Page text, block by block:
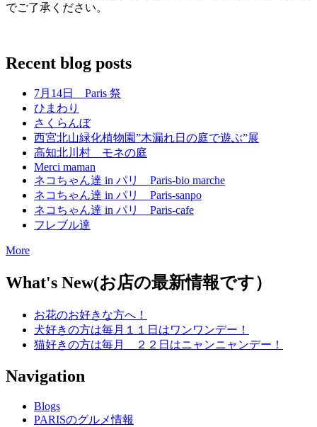
でご了承ください。
Recent blog posts
7月14日 Paris 祭
ひまわり
さくらんぼ
西宮北山緑化植物園”木漏れ日の庭で遊ぶ”展
高知北川村 モネの庭
Merci maman
ネコちゃん達 in パリ Paris-bio marche
ネコちゃん達 in パリ Paris-sanpo
ネコちゃん達 in パリ Paris-cafe
フレブル達
More
What's New(お店の最新情報です）
お花のお好きな方へ！
犬好きの方は毎月１１日はワンワンデー！
猫好きの方は毎月 ２２日はニャンニャンデー！
Navigation
Blogs
PARISのグルメ情報